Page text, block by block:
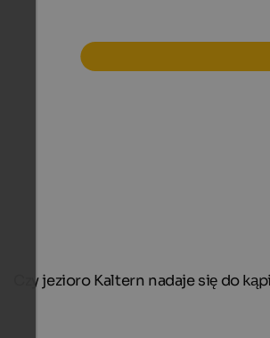
Czy jezioro Kaltern nadaje się do